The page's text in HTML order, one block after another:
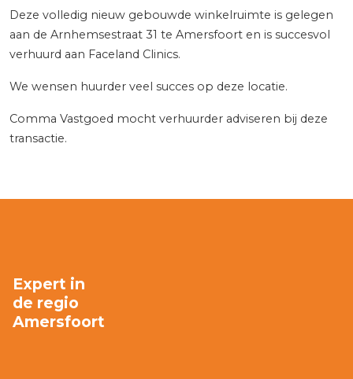
Deze volledig nieuw gebouwde winkelruimte is gelegen
aan de Arnhemsestraat 31 te Amersfoort en is succesvol
verhuurd aan Faceland Clinics.
We wensen huurder veel succes op deze locatie.
Comma Vastgoed mocht verhuurder adviseren bij deze
transactie.
Expert in
de regio
Amersfoort